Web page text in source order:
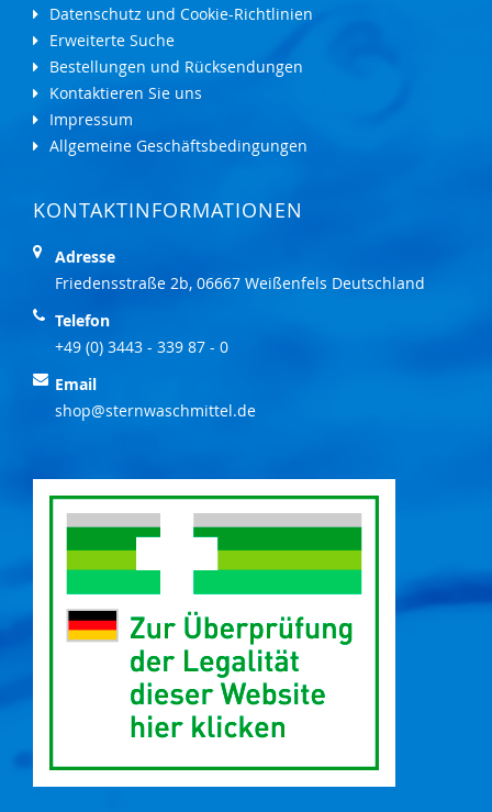
Datenschutz und Cookie-Richtlinien
Erweiterte Suche
Bestellungen und Rücksendungen
Kontaktieren Sie uns
Impressum
Allgemeine Geschäftsbedingungen
KONTAKTINFORMATIONEN
Adresse
Friedensstraße 2b, 06667 Weißenfels Deutschland
Telefon
+49 (0) 3443 - 339 87 - 0
Email
shop@sternwaschmittel.de